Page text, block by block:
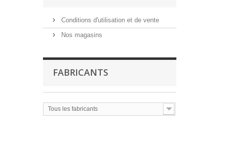
Conditions d'utilisation et de vente
Nos magasins
FABRICANTS
Tous les fabricants